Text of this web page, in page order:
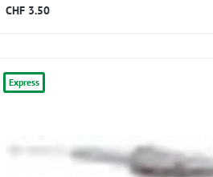
CHF 3.50
Express